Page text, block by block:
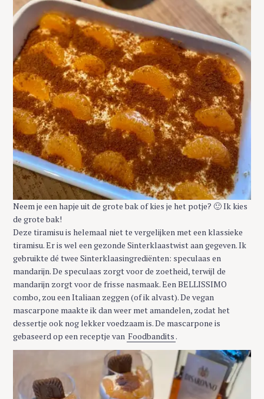
Neem je een hapje uit de grote bak of kies je het potje? 🙂 Ik kies
de grote bak!
Deze tiramisu is helemaal niet te vergelijken met een klassieke
tiramisu. Er is wel een gezonde Sinterklaastwist aan gegeven. Ik
gebruikte dé twee Sinterklaasingrediënten: speculaas en
mandarijn. De speculaas zorgt voor de zoetheid, terwijl de
mandarijn zorgt voor de frisse nasmaak. Een BELLISSIMO
combo, zou een Italiaan zeggen (of ik alvast). De vegan
mascarpone maakte ik dan weer met amandelen, zodat het
dessertje ook nog lekker voedzaam is. De mascarpone is
gebaseerd op een receptje van Foodbandits.